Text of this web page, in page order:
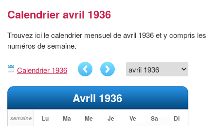
Calendrier avril 1936
Trouvez ici le calendrier mensuel de avril 1936 et y compris les
numéros de semaine.
Calendrier 1936
Avril 1936
semaine Lu Ma Me Je Ve Sa Di